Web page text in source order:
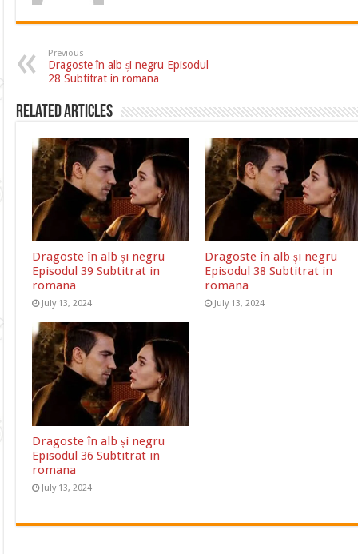
Previous
Dragoste în alb și negru Episodul
28 Subtitrat in romana
Related Articles
Dragoste în alb și negru
Episodul 39 Subtitrat in
romana
July 13, 2024
Dragoste în alb și negru
Episodul 38 Subtitrat in
romana
July 13, 2024
Dragoste în alb și negru
Episodul 36 Subtitrat in
romana
July 13, 2024